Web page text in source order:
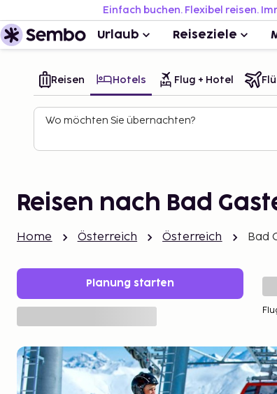
Einfach buchen. Flexibel reisen.
Urlaub Reiseziele
Reisen Hotels Flug + Hotel
Wo möchten Sie übernachten?
Reisen nach Bad
Home Österreich Österreich Bad
Planung starten